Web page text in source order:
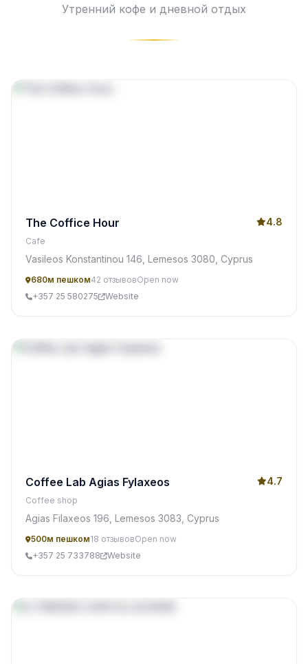
Утренний кофе и дневной отдых
The Coffice Hour 4.8
Cafe
Vasileos Konstantinou 146, Lemesos 3080, Cyprus
680м пешком42 отзывовOpen now
+357 25 580275
Website
Coffee Lab Agias Fylaxeos 4.7
Coffee shop
Agias Filaxeos 196, Lemesos 3083, Cyprus
500м пешком18 отзывовOpen now
+357 25 733788
Website